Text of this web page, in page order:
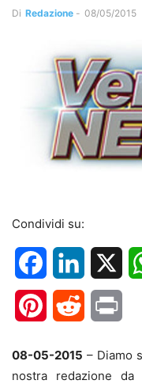
Di Redazione - 08/05/2015
Condividi su:
FacebookLinkedIn
PinterestReddit
08-05-2015 – Diamo
nostra redazione